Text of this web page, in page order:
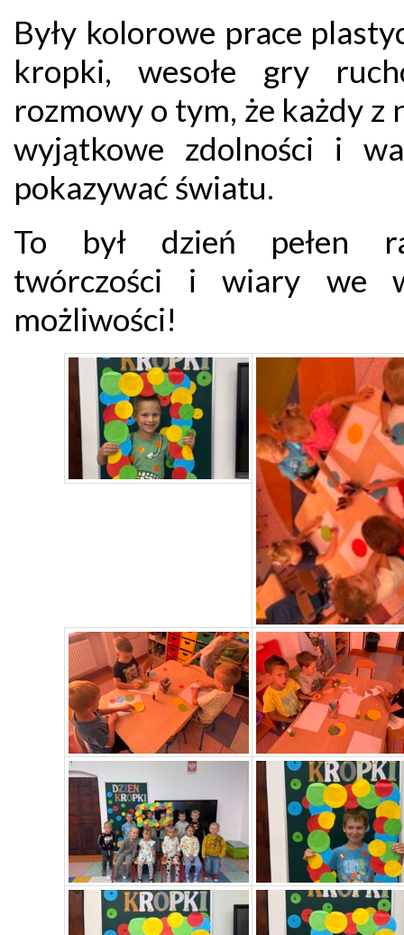
Były kolorowe prace
kropki, wesołe gry
rozmowy o tym, że każdy z
wyjątkowe zdolności i
pokazywać światu.
To był dzień pełen
twórczości i wiary we
możliwości!